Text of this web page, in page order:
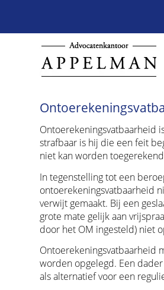
Ontoerekeningsvatbaarheid
strafbaar is hij die een feit
niet kan worden
In tegenstelling tot een
ontoerekeningsvatbaarheid
verwijt gemaakt. Bij een
grote mate gelijk aan
door het OM ingesteld) niet
Ontoerekeningsvatbaarheid
worden opgelegd. Een
als alternatief voor een